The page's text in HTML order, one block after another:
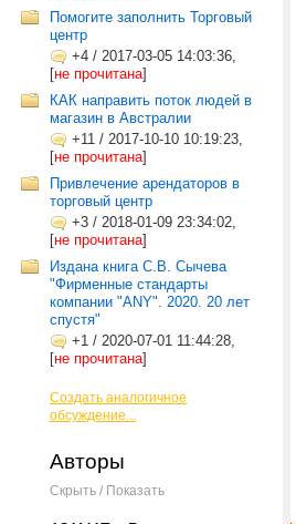
Помогите заполнить Торговый
центр
+4 / 2017-03-05 14:03:36,
[не прочитана]
КАК направить поток людей в
магазин в Австралии
+11 / 2017-10-10 10:19:23,
[не прочитана]
Привлечение арендаторов в
торговый центр
+3 / 2018-01-09 23:34:02,
[не прочитана]
Издана книга С.В. Сычева
"Фирменные стандарты
компании "ANY". 2020. 20 лет
спустя"
+1 / 2020-07-01 11:44:28,
[не прочитана]
Создать аналогичное
обсуждение...
Авторы
Скрыть / Показать